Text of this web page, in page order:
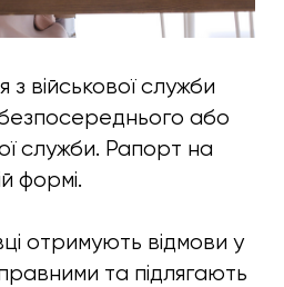
з військової служби
або
служби. Рапорт на
формі.
отримують відмови у
та підлягають